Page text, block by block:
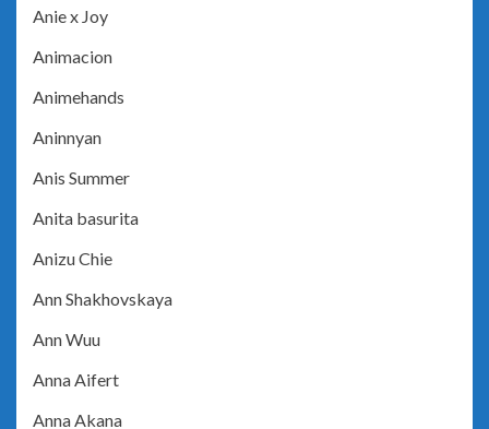
Anie x Joy
Animacion
Animehands
Aninnyan
Anis Summer
Anita basurita
Anizu Chie
Ann Shakhovskaya
Ann Wuu
Anna Aifert
Anna Akana